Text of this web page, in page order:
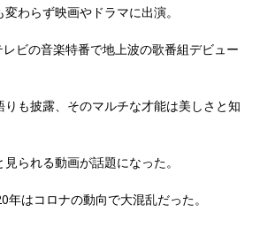
わらず映画やドラマに出演。
ビの音楽特番で地上波の歌番組デビュー
も披露、そのマルチな才能は美しさと知
られる動画が話題になった。
はコロナの動向で大混乱だった。